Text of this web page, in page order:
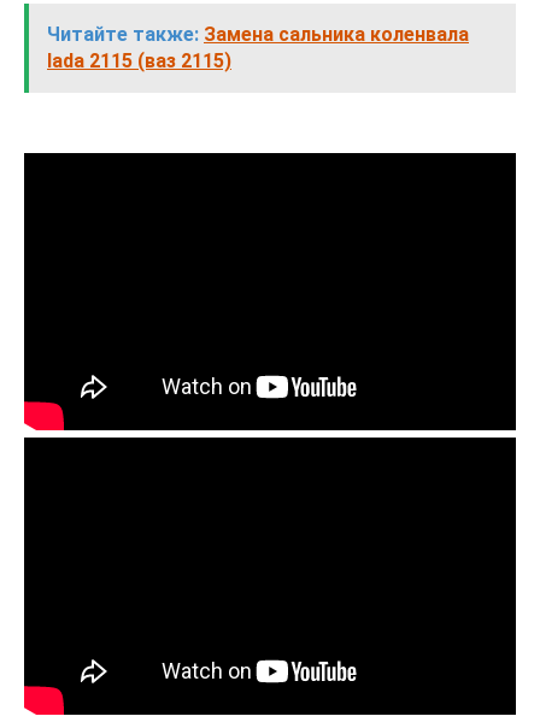
Читайте также: Замена сальника коленвала
lada 2115 (ваз 2115)